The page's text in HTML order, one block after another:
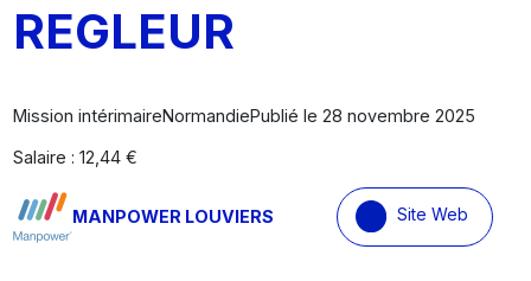
REGLEUR
Mission intérimaireNormandiePublié le 28 novembre 2025
Salaire : 12,44 €
MANPOWER LOUVIERS Site Web